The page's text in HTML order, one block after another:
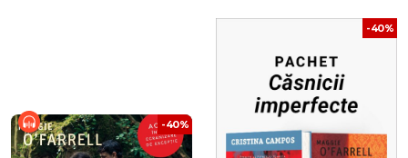
-40%
-40%